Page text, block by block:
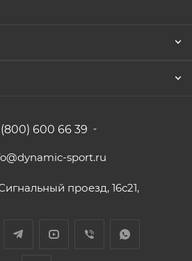
600 66 39
sport.ru
проезд, 16с21,